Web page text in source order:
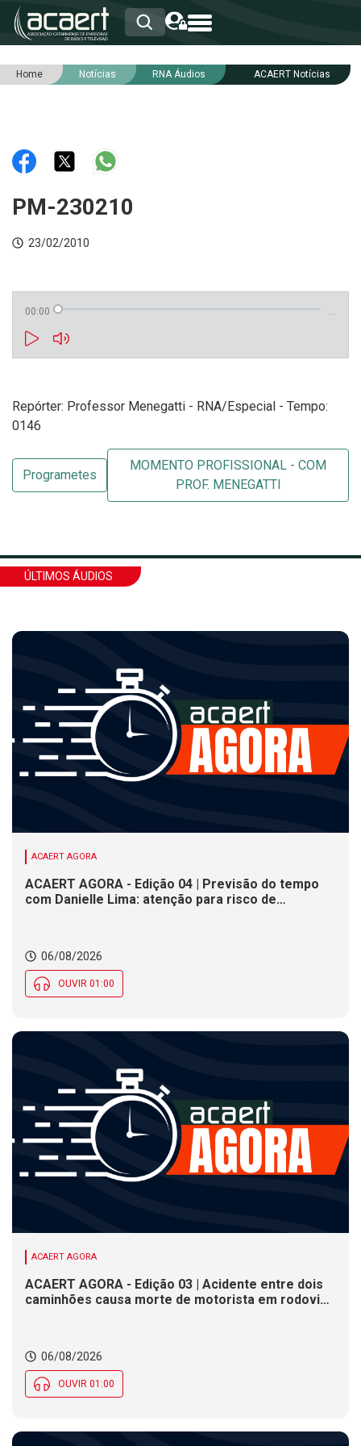
HOME
RNA
NOTÍCIAS
INTEGRIDADE
Home Notícias RNA Áudios ACAERT Notícias
PM-230210
23/02/2010
00:00 …
Repórter: Professor Menegatti - RNA/Especial - Tempo:
0146
Programetes
MOMENTO PROFISSIONAL - COM
PROF. MENEGATTI
ÚLTIMOS ÁUDIOS
ACAERT AGORA
ACAERT AGORA - Edição 04 | Previsão do tempo
com Danielle Lima: atenção para risco de
06/08/2026
OUVIR 01:00
ACAERT AGORA
ACAERT AGORA - Edição 03 | Acidente entre dois
caminhões causa morte de motorista em rodovia
quinta (6) em SC
06/08/2026
OUVIR 01:00